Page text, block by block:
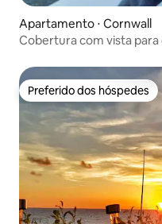
Apartamento ⋅ Cornwall
Cobertura com vista para
Preferido dos hóspedes
Preferido dos hóspedes